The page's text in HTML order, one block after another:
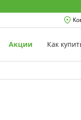
Акции Как